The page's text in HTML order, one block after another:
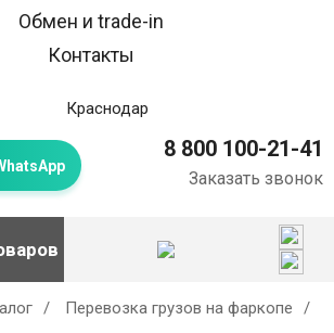
Обмен и trade-in
Контакты
Краснодар
8 800 100-21-41
Заказать звонок
Перевозка грузов на фаркопе